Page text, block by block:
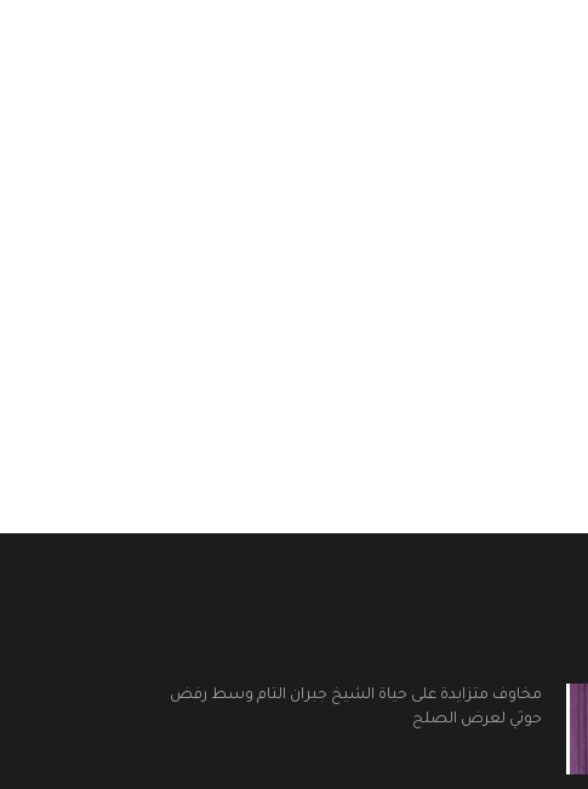
مخاوف متزايدة على حياة الشيخ جبران التام وسط رفض
حوثي لعرض الصلح